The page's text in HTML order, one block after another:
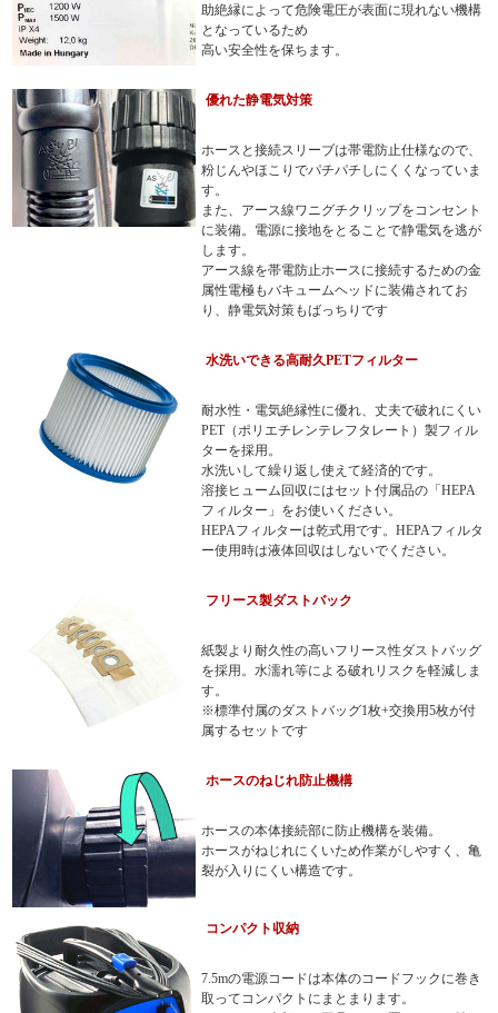
助絶縁によって危険電圧が表面に現れない機構
となっているため
高い安全性を保ちます。
優れた静電気対策
ホースと接続スリーブは帯電防止仕様なので、
粉じんやほこりでパチパチしにくくなっていま
す。
また、アース線ワニグチクリップをコンセント
に装備。電源に接地をとることで静電気を逃が
します。
アース線を帯電防止ホースに接続するための金
属性電極もバキュームヘッドに装備されてお
り、静電気対策もばっちりです
水洗いできる高耐久PETフィルター
耐水性・電気絶縁性に優れ、丈夫で破れにくい
PET（ポリエチレンテレフタレート）製フィル
ターを採用。
水洗いして繰り返し使えて経済的です。
溶接ヒューム回収にはセット付属品の「HEPA
フィルター」をお使いください。
HEPAフィルターは乾式用です。HEPAフィルタ
ー使用時は液体回収はしないでください。
フリース製ダストバック
紙製より耐久性の高いフリース性ダストバッグ
を採用。水濡れ等による破れリスクを軽減しま
す。
※標準付属のダストバッグ1枚+交換用5枚が付
属するセットです
ホースのねじれ防止機構
ホースの本体接続部に防止機構を装備。
ホースがねじれにくいため作業がしやすく、亀
裂が入りにくい構造です。
コンパクト収納
7.5mの電源コードは本体のコードフックに巻き
取ってコンパクトにまとまります。